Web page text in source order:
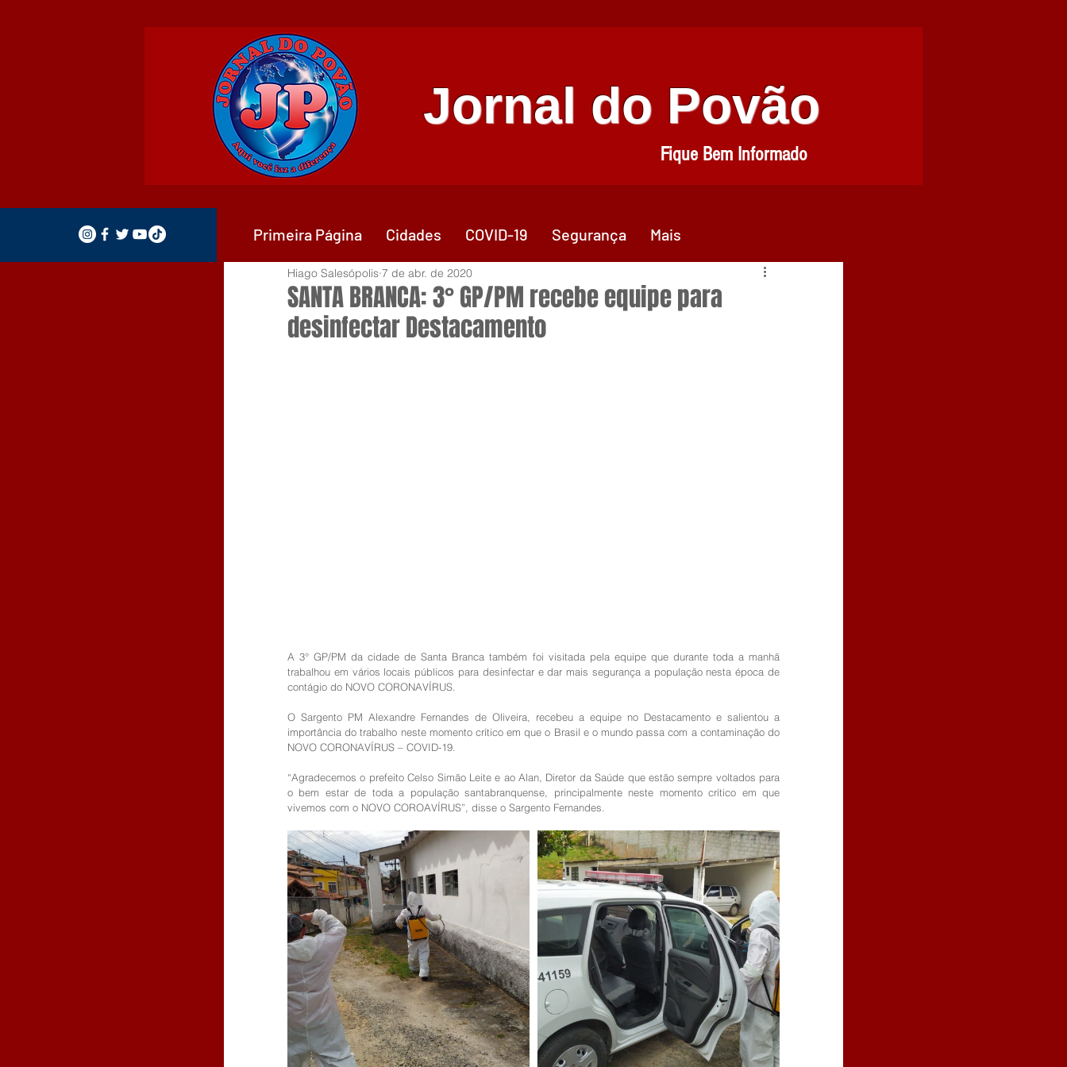
Jornal do Povão
Fique Bem Informado
SANTA BRANCA: 3° GP/PM recebe equipe para
desinfectar Destacamento
Hiago Salesópolis 7 de abr. de 2020
A 3° GP/PM da cidade de Santa Branca também foi visitada pela equipe que durante toda a manhã
trabalhou em vários locais públicos para desinfectar e dar mais segurança a população nesta época de
contágio do NOVO CORONAVÍRUS.
O Sargento PM Alexandre Fernandes de Oliveira, recebeu a equipe no Destacamento e salientou a
importância do trabalho neste momento crítico em que o Brasil e o mundo passa com a contaminação do
NOVO CORONAVÍRUS – COVID-19.
“Agradecemos o prefeito Celso Simão Leite e ao Alan, Diretor da Saúde que estão sempre voltados para
o bem estar de toda a população santabranquense, principalmente neste momento crítico em que
vivemos com o NOVO COROAVÍRUS”, disse o Sargento Fernandes.
Primeira Página Cidades COVID-19 Segurança Mais